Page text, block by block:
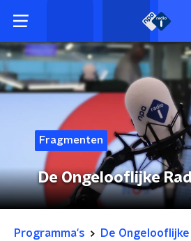
Fragmenten
De Ongelooflijke
Programma's De Ongelooflijke